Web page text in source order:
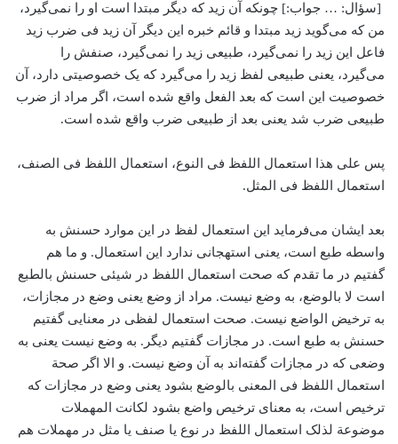
[سؤال: … جواب:] چونکه آن زید که دیگر مبتدا است او را نمی‌گیرد،
من که می‌گوید زید مبتدا و قائم خبره این دیگر آن زید فی ضرب زید
فاعل این زید را نمی‌گیرد، طبیعی زید را نمی‌گیرد، صنفش را
می‌گیرد، یعنی طبیعی لفظ زید را می‌گیرد که یک خصوصیتی دارد، آن
خصوصیت این است که بعد الفعل واقع شده است، اگر مراد از ضرب
طبیعی ضرب شد یعنی بعد از طبیعی ضرب واقع شده است.
پس علی هذا استعمال اللفظ فی النوع، ‌استعمال اللفظ فی الصنف،
استعمال اللفظ فی المثل.
بعد ایشان می‌فرماید این استعمال لفظ در این موارد حسنش به
واسطه طبع است، یعنی استهجانی ندارد این استعمال. و ما هم
گفتیم در ما تقدم که صحت استعمال اللفظ در شیئی حسنش بالطبع
است لا بالوضع، به وضع نیست. مراد از وضع یعنی وضع در مجازات،
‌به ترخیض الواضع نیست. صحت استعمال لفظی در معنایی گفتیم
حسنش به طبع است. در مجازات گفتیم دیگر. به وضع نیست یعنی به
وضعی که در مجازات گفته‌اند به آن وضع نیست. و الا اگر صحة
استعمال اللفظ فی المعنی بالوضع بشود یعنی وضع در مجازات که
ترخیص است، به معنای ترخیص واضع بشود لکانت المهملات
موضوعة لذلک استعمال اللفظ در نوع یا صنف یا مثل در مهملات هم